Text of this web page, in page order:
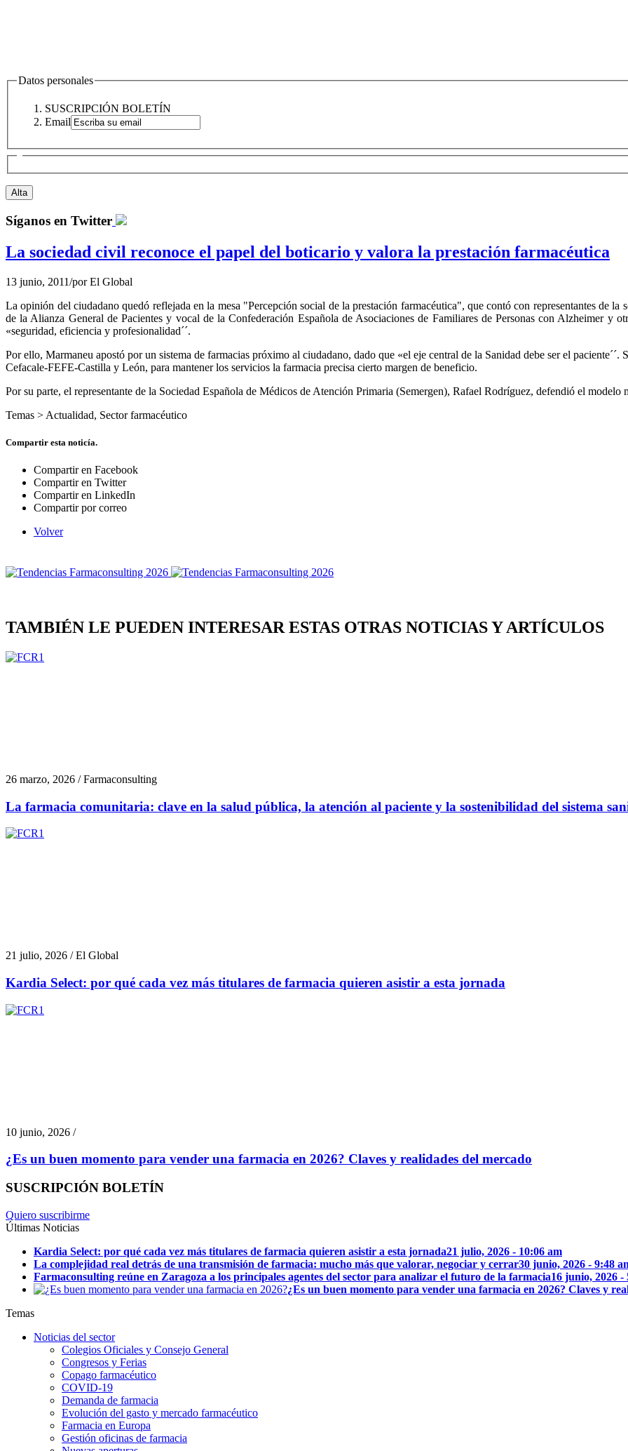
Datos personales
SUSCRIPCIÓN BOLETÍN
Email
Síganos en Twitter
La sociedad civil reconoce el papel del boticario y valora la prestación farmacéutica
13 junio, 2011/porEl Global
La opinión del ciudadano quedó reflejada en la mesa "Percepción social de la prestación farmacéutica", que contó con representantes de
de la Alianza General de Pacientes y vocal de la Confederación Española de Asociaciones de Familiares de Personas con Alzheimer y
«seguridad, eficiencia y profesionalidad´´.
Por ello, Marmaneu apostó por un sistema de farmacias próximo al ciudadano, dado que «el eje central de la Sanidad debe ser el
Cefacale-FEFE-Castilla y León, para mantener los servicios la farmacia precisa cierto margen de beneficio.
Por su parte, el representante de la Sociedad Española de Médicos de Atención Primaria (Semergen), Rafael Rodríguez, defendió el
Temas > Actualidad, Sector farmacéutico
Compartir esta noticía.
Compartir en Facebook
Compartir en Twitter
Compartir en LinkedIn
Compartir por correo
Volver
TAMBIÉN LE PUEDEN INTERESAR ESTAS OTRAS NOTICIAS Y ARTÍCULOS
26 marzo, 2026 / Farmaconsulting
La farmacia comunitaria: clave en la salud pública, la atención al paciente y la sostenibilidad del sistema
21 julio, 2026 / El Global
Kardia Select: por qué cada vez más titulares de farmacia quieren asistir a esta jornada
10 junio, 2026 /
¿Es un buen momento para vender una farmacia en 2026? Claves y realidades del mercado
SUSCRIPCIÓN BOLETÍN
Quiero suscribirme
Últimas Noticias
Kardia Select: por qué cada vez más titulares de farmacia quieren asistir a esta jornada21 julio, 2026 - 10:06 am
La complejidad real detrás de una transmisión de farmacia: mucho más que valorar, negociar y cerrar30 junio, 2026 - 9:48
Farmaconsulting reúne en Zaragoza a los principales agentes del sector para analizar el futuro de la farmacia16 junio, 2026 -
¿Es un buen momento para vender una farmacia en 2026? Claves y
Temas
Noticias del sector
Colegios Oficiales y Consejo General
Congresos y Ferias
Copago farmacéutico
COVID-19
Demanda de farmacia
Evolución del gasto y mercado farmacéutico
Farmacia en Europa
Gestión oficinas de farmacia